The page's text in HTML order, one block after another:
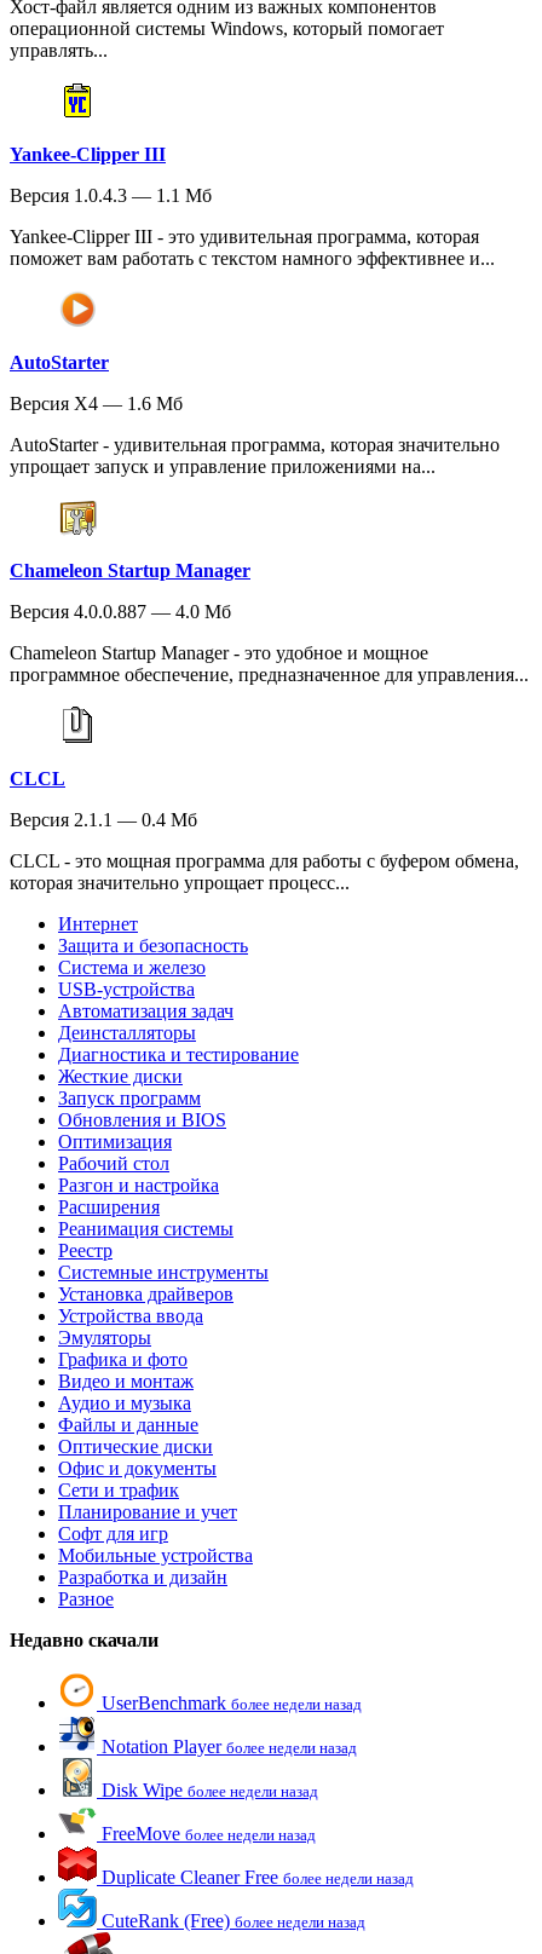
Хост-файл является одним из важных компонентов
операционной системы Windows, который помогает
управлять...
Yankee-Clipper III
Версия 1.0.4.3 — 1.1 Мб
Yankee-Clipper III - это удивительная программа, которая
поможет вам работать с текстом намного эффективнее и...
AutoStarter
Версия X4 — 1.6 Мб
AutoStarter - удивительная программа, которая значительно
упрощает запуск и управление приложениями на...
Chameleon Startup Manager
Версия 4.0.0.887 — 4.0 Мб
Chameleon Startup Manager - это удобное и мощное
программное обеспечение, предназначенное для управления...
CLCL
Версия 2.1.1 — 0.4 Мб
CLCL - это мощная программа для работы с буфером обмена,
которая значительно упрощает процесс...
Интернет
Защита и безопасность
Система и железо
USB-устройства
Автоматизация задач
Деинсталляторы
Диагностика и тестирование
Жесткие диски
Запуск программ
Обновления и BIOS
Оптимизация
Рабочий стол
Разгон и настройка
Расширения
Реанимация системы
Реестр
Системные инструменты
Установка драйверов
Устройства ввода
Эмуляторы
Графика и фото
Видео и монтаж
Аудио и музыка
Файлы и данные
Оптические диски
Офис и документы
Сети и трафик
Планирование и учет
Софт для игр
Мобильные устройства
Разработка и дизайн
Разное
Недавно скачали
UserBenchmark более недели назад
Notation Player более недели назад
Disk Wipe более недели назад
FreeMove более недели назад
Duplicate Cleaner Free более недели назад
CuteRank (Free) более недели назад